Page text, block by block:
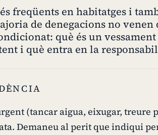
freqüents en habitatges i
de denegacions no venen
què és un vessament
i què entra en la
(tancar aigua, eixugar, treure
Demaneu al perit que indiqui